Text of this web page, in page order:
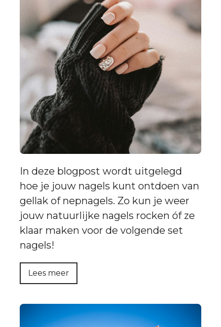
In deze blogpost wordt uitgelegd
hoe je jouw nagels kunt ontdoen van
gellak of nepnagels. Zo kun je weer
jouw natuurlijke nagels rocken óf ze
klaar maken voor de volgende set
nagels!
Lees meer